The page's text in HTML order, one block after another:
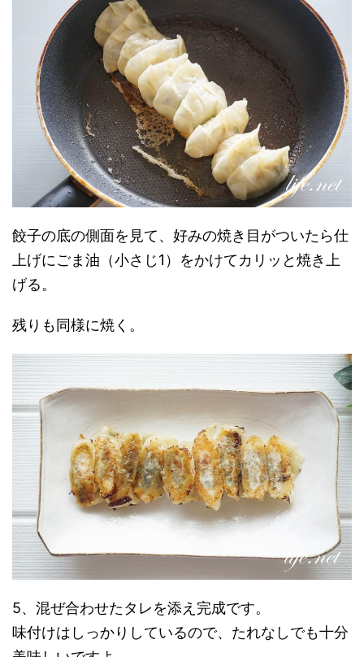
餃子の底の側面を見て、好みの焼き目がついたら仕
上げにごま油（小さじ1）をかけてカリッと焼き上
げる。
残りも同様に焼く。
5、混ぜ合わせたタレを添え完成です。
味付けはしっかりしているので、たれなしでも十分